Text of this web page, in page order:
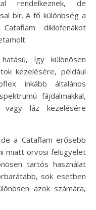
rendelkeznek, de
bír. A fő különbség a
diklofenákot
így különösen
kezelésére, például
inkább általános
fájdalmakkal,
láz kezelésére
a Cataflam erősebb
miatt orvosi felügyelet
tartós használat
sok esetben
azok számára,